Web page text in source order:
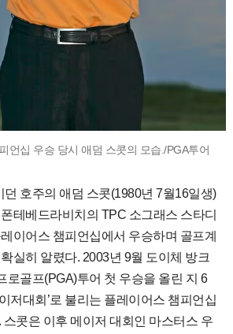
언십 우승 당시 애덤 스콧의 모습./PGA투어
던 호주의 애덤 스콧(1980년 7월16일생)
테베드라비치의 TPC 소그래스 스타디
이어스 챔피언십에서 우승하며 골프계
실히 알렸다. 2003년 9월 도이체 방크
로골프(PGA)투어 첫 우승을 올린 지 6
저대회’로 불리는 플레이어스 챔피언십
스콧은 이후 메이저 대회인 마스터스 우